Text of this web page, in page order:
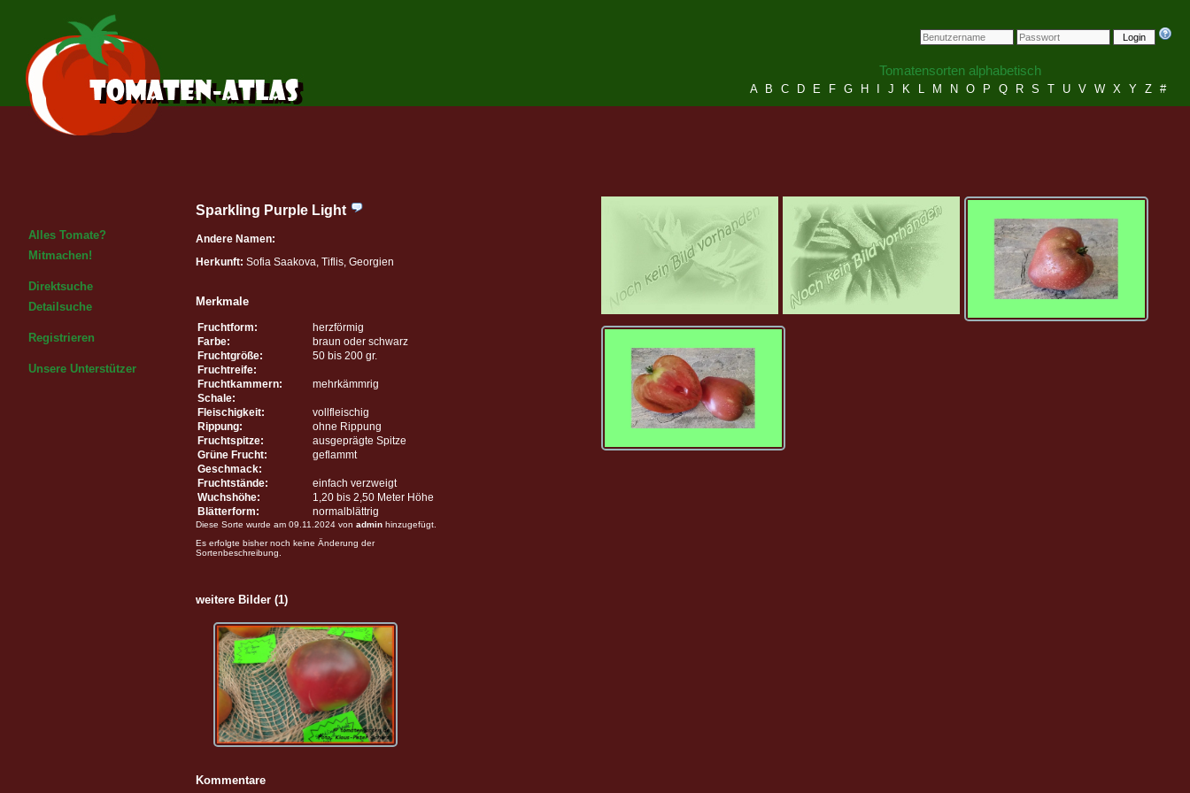
Login
Tomatensorten alphabetisch
A B C D E F G H J K L M N O P Q R S T U V W X Y Z #
Alles Tomate?
Mitmachen!
Direktsuche
Detailsuche
Registrieren
Unsere Unterstützer
Sparkling Purple Light
Andere Namen:
Herkunft: Sofia Saakova, Tiflis, Georgien
Merkmale
Fruchtform:
herzförmig
Farbe:
braun oder schwarz
Fruchtgröße:
50 bis 200 gr.
Fruchtreife:
Fruchtkammern:
mehrkämmrig
Schale:
Fleischigkeit:
vollfleischig
Rippung:
ohne Rippung
Fruchtspitze:
ausgeprägte Spitze
Grüne Frucht:
geflammt
Geschmack:
Fruchtstände:
einfach verzweigt
Wuchshöhe:
1,20 bis 2,50 Meter Höhe
Blätterform:
normalblättrig
Diese Sorte wurde am 09.11.2024 von admin hinzugefügt.
Es erfolgte bisher noch keine Änderung der
Sortenbeschreibung.
weitere Bilder (1)
Kommentare